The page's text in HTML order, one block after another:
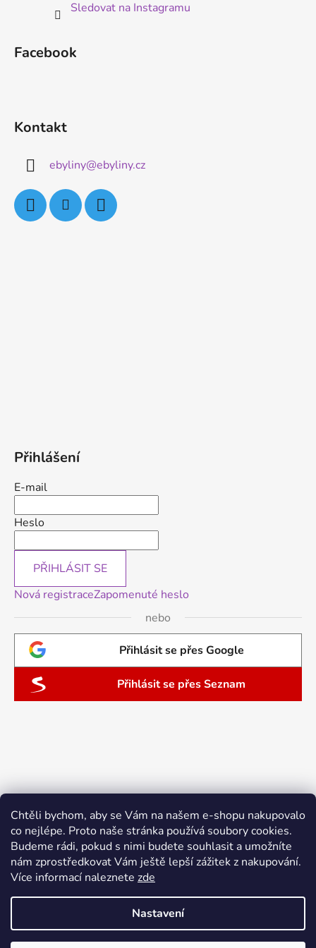
Chtěli bychom, aby se Vám na našem e-shopu nakupovalo
co nejlépe. Proto naše stránka používá soubory cookies.
Budeme rádi, pokud s nimi budete souhlasit a umožníte
nám zprostředkovat Vám ještě lepší zážitek z nakupování.
Více informací naleznete zde
Nastavení
Sledovat na Instagramu
Facebook
Kontakt
ebyliny@ebyliny.cz
Přihlášení
E-mail
Heslo
PŘIHLÁSIT SE
Nová registraceZapomenuté heslo
nebo
Přihlásit se přes Google
Přihlásit se přes Seznam